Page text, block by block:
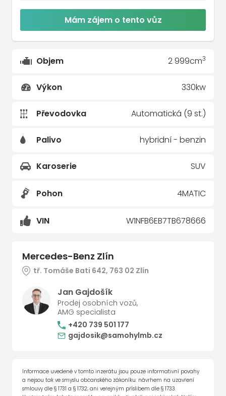
Mám zájem o tento vůz
Objem 2 999cm3
Výkon 330kw
Převodovka Automatická (9 st.)
Palivo hybridní - benzin
Karoserie SUV
Pohon 4MATIC
VIN W1NFB6EB7TB678666
Mercedes-Benz Zlín
tř. Tomáše Bati 642, 763 02 Zlín
Jan Gajdošík
Prodej osobních vozů,
AMG specialista
+420 739 501 177
gajdosik@samohylmb.cz
Informace uvedené v tomto inzerátu jsou pouze informativní povahy
a nejsou tak ve smyslu občanského zákoníku: návrhem na uzavření
smlouvy dle § 1731 a § 1732; ani veřejným příslibem dle § 1733.